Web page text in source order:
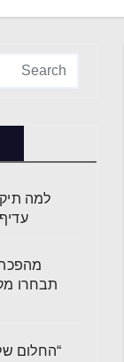
למה
מהפכת
תבחרו
“החלום